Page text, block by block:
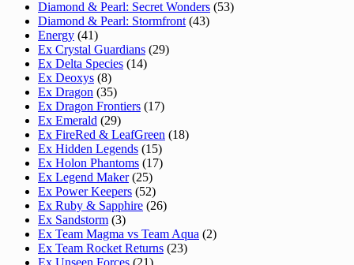
Diamond & Pearl: Secret Wonders (53)
Diamond & Pearl: Stormfront (43)
Energy (41)
Ex Crystal Guardians (29)
Ex Delta Species (14)
Ex Deoxys (8)
Ex Dragon (35)
Ex Dragon Frontiers (17)
Ex Emerald (29)
Ex FireRed & LeafGreen (18)
Ex Hidden Legends (15)
Ex Holon Phantoms (17)
Ex Legend Maker (25)
Ex Power Keepers (52)
Ex Ruby & Sapphire (26)
Ex Sandstorm (3)
Ex Team Magma vs Team Aqua (2)
Ex Team Rocket Returns (23)